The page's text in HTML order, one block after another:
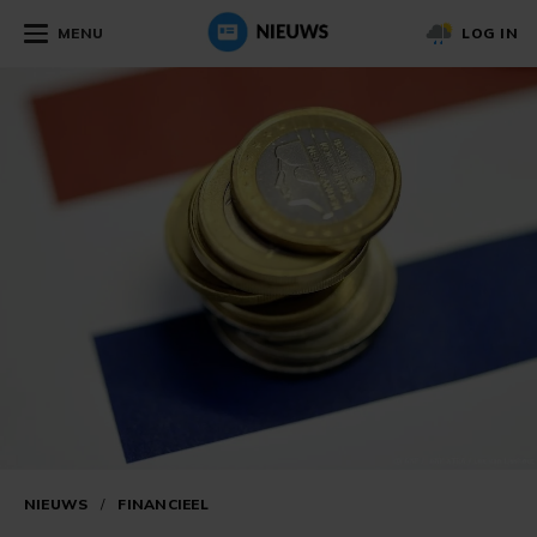
MENU LOG IN
NIEUWS / FINANCIEEL